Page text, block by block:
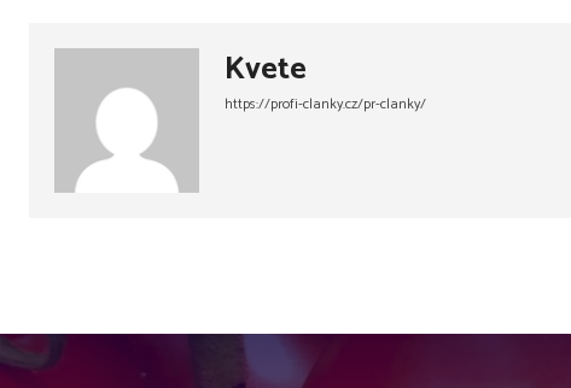
Kvete
https://profi-clanky.cz/pr-clanky/